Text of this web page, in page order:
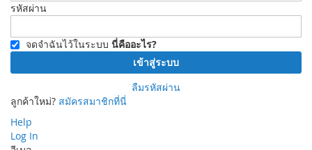
รหัสผ่าน
จดจำฉันไว้ในระบบ นี่คืออะไร?
เข้าสู่ระบบ
ลืมรหัสผ่าน
ลูกค้าใหม่? สมัครสมาชิกที่นี่
Help
Log In